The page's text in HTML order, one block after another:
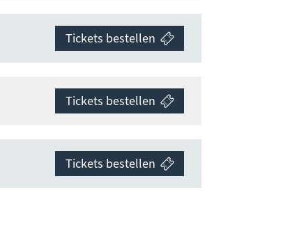
Tickets bestellen
Tickets bestellen
Tickets bestellen